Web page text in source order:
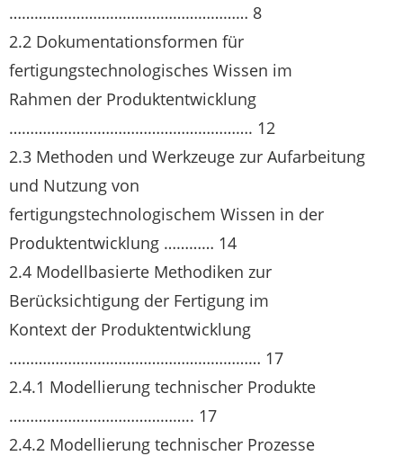
………………………………………………… 8
2.2 Dokumentationsformen für
fertigungstechnologisches Wissen im
Rahmen der Produktentwicklung
…………………………………………………. 12
2.3 Methoden und Werkzeuge zur Aufarbeitung
und Nutzung von
fertigungstechnologischem Wissen in der
Produktentwicklung ………… 14
2.4 Modellbasierte Methodiken zur
Berücksichtigung der Fertigung im
Kontext der Produktentwicklung
…………………………………………………… 17
2.4.1 Modellierung technischer Produkte
…………………………………….. 17
2.4.2 Modellierung technischer Prozesse